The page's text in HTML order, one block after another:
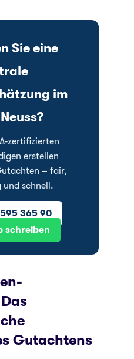
Sie eine
im
zertifizierten
erstellen
– fair,
und schnell.
365 90
schreiben
Gutachtens